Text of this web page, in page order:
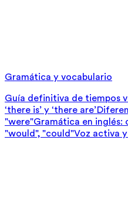
Gramática y vocabulario
Guía definitiva de tiempos
‘there is’ y ‘there are’
"were"Gramática en inglés:
"would", "could"Voz activa